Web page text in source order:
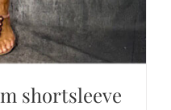
shortsleeve